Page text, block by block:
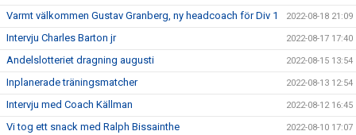
Varmt välkommen Gustav Granberg, ny headcoach för Div 1 2022-08-18 21:09
Intervju Charles Barton jr 2022-08-17 17:40
Andelslotteriet dragning augusti 2022-08-15 13:54
Inplanerade träningsmatcher 2022-08-13 12:54
Intervju med Coach Källman 2022-08-12 16:45
Vi tog ett snack med Ralph Bissainthe 2022-08-10 17:07